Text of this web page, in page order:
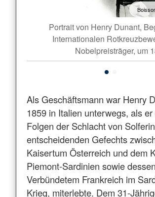
Portrait von Henry Dunant,
Internationalen
Nobelpreisträger, um
Als Geschäftsmann war Henry
1859 in Italien unterwegs, als er
Folgen der Schlacht von
entscheidenden Gefechts
Kaisertum Österreich und dem
Piemont-Sardinien sowie dessen
Verbündetem Frankreich im
Krieg, miterlebte. Dem 31-